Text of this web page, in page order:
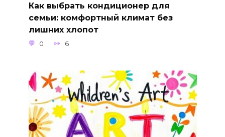
Как выбрать кондиционер для
семьи: комфортный климат без
лишних хлопот
0 6